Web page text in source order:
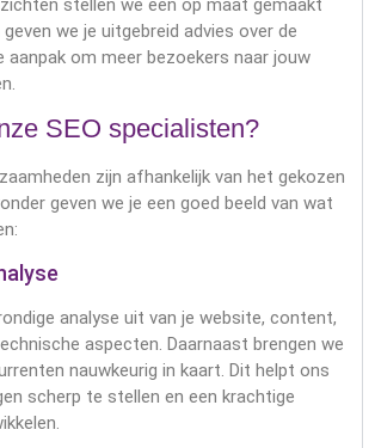
stellen we een op maat gemaakt
we je uitgebreid advies over de
om meer bezoekers naar jouw
SEO specialisten?
zijn afhankelijk van het gekozen
geven we je een goed beeld van wat
analyse uit van je website, content,
aspecten. Daarnaast brengen we
nauwkeurig in kaart. Dit helpt ons
scherp te stellen en een krachtige